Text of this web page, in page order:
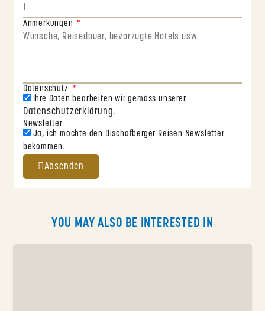
Anmerkungen
Datenschutz
Ihre Daten bearbeiten wir gemäss unserer
Datenschutzerklärung.
Newsletter
Ja, ich möchte den Bischofberger Reisen Newsletter
bekommen.
Absenden
YOU MAY ALSO BE INTERESTED IN